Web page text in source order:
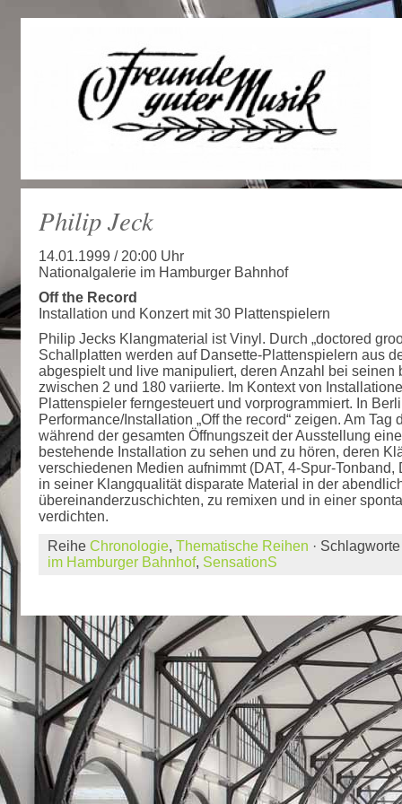
Philip Jeck
14.01.1999 / 20:00 Uhr
Nationalgalerie im Hamburger Bahnhof
Off the Record
Installation und Konzert mit 30 Plattenspielern
Philip Jecks Klangmaterial ist Vinyl. Durch „doctored
Schallplatten werden auf Dansette-Plattenspielern aus
abgespielt und live manipuliert, deren Anzahl bei seinen
zwischen 2 und 180 variierte. Im Kontext von
Plattenspieler ferngesteuert und vorprogrammiert. In
Performance/Installation „Off the record“ zeigen. Am Tag
während der gesamten Öffnungszeit der Ausstellung
bestehende Installation zu sehen und zu hören, deren
verschiedenen Medien aufnimmt (DAT, 4-Spur-Tonband,
in seiner Klangqualität disparate Material in der
übereinanderzuschichten, zu remixen und in einer
verdichten.
Reihe Chronologie, Thematische Reihen ·
im Hamburger Bahnhof, SensationS